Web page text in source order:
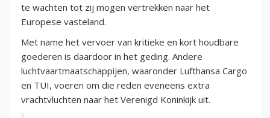
te wachten tot zij mogen vertrekken naar het
Europese vasteland.
Met name het vervoer van kritieke en kort houdbare
goederen is daardoor in het geding. Andere
luchtvaartmaatschappijen, waaronder Lufthansa Cargo
en TUI, voeren om die reden eveneens extra
vrachtvluchten naar het Verenigd Koninkijk uit.